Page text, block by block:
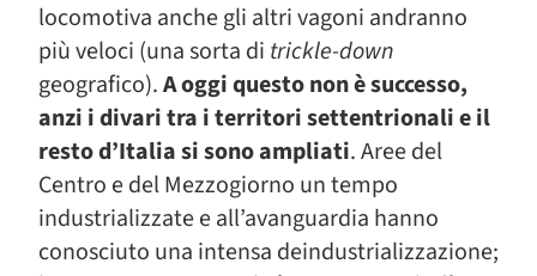
locomotiva anche gli altri vagoni andranno
più veloci (una sorta di trickle-down
geografico).A oggi questo non è successo,
anzi i divari tra i territori settentrionali e il
resto d’Italia si sono ampliati. Aree del
Centro e del Mezzogiorno un tempo
industrializzate e all’avanguardia hanno
conosciuto una intensa deindustrializzazione;